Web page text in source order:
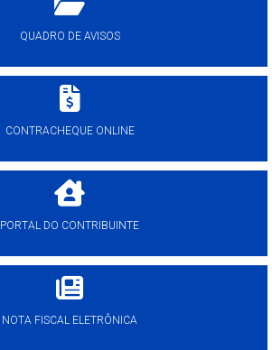
QUADRO DE AVISOS
CONTRACHEQUE ONLINE
PORTAL DO CONTRIBUINTE
NOTA FISCAL ELETRÔNICA